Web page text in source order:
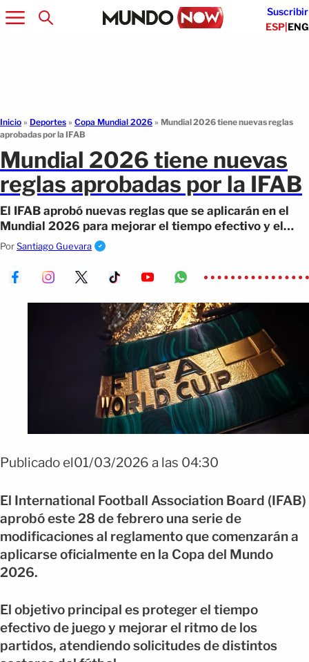
Suscribir
ESP|ENG
Inicio » Deportes » Copa Mundial 2026 » Mundial 2026 tiene nuevas reglas
aprobadas por la IFAB
Mundial 2026 tiene nuevas
reglas aprobadas por la IFAB
El IFAB aprobó nuevas reglas que se aplicarán en el
Mundial 2026 para mejorar el tiempo efectivo y el
ritmo de juego.
PorSantiago Guevara
Publicado el01/03/2026 a las 04:30
El International Football Association Board (IFAB)
aprobó este 28 de febrero una serie de
modificaciones al reglamento que comenzarán a
aplicarse oficialmente en la Copa del Mundo
2026.
El objetivo principal es proteger el tiempo
efectivo de juego y mejorar el ritmo de los
partidos, atendiendo solicitudes de distintos